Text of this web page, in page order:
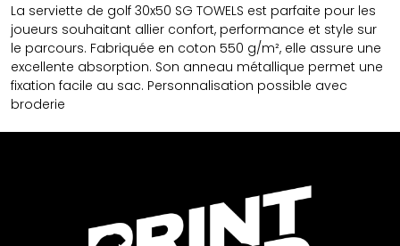
La serviette de golf 30x50 SG TOWELS est parfaite pour les
joueurs souhaitant allier confort, performance et style sur
le parcours. Fabriquée en coton 550 g/m², elle assure une
excellente absorption. Son anneau métallique permet une
fixation facile au sac. Personnalisation possible avec
broderie